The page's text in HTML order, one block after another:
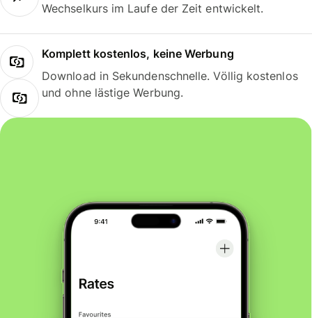
Wechselkurs im Laufe der Zeit entwickelt.
Komplett kostenlos, keine Werbung
Download in Sekundenschnelle. Völlig kostenlos
und ohne lästige Werbung.